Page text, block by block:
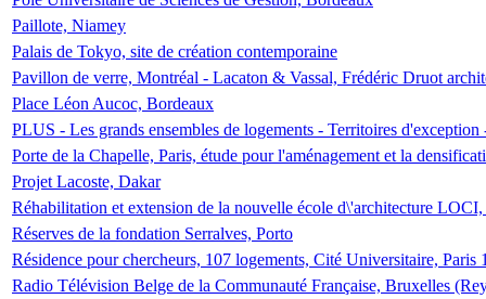
Paillote, Niamey
Palais de Tokyo, site de création contemporaine
Pavillon de verre, Montréal - Lacaton & Vassal, Frédéric Druot
Place Léon Aucoc, Bordeaux
PLUS - Les grands ensembles de logements - Territoires
Porte de la Chapelle, Paris, étude pour l'aménagement et la
Projet Lacoste, Dakar
Réhabilitation et extension de la nouvelle école d\'architecture
Réserves de la fondation Serralves, Porto
Résidence pour chercheurs, 107 logements, Cité Universitaire, Paris
Radio Télévision Belge de la Communauté Française, Bruxelles